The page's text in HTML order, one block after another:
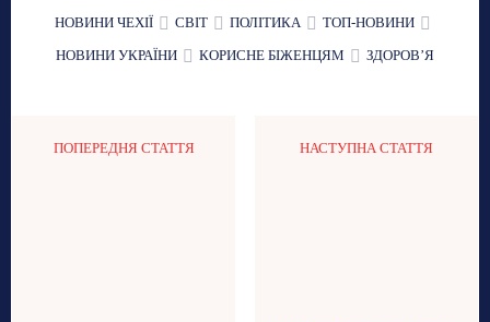
НОВИНИ ЧЕХІЇ СВІТ ПОЛІТИКА
ТОП-НОВИНИ
НОВИНИ УКРАЇНИ
КОРИСНЕ БІЖЕНЦЯМ ЗДОРОВʼЯ
ПОПЕРЕДНЯ СТАТТЯ НАСТУПНА СТАТТЯ